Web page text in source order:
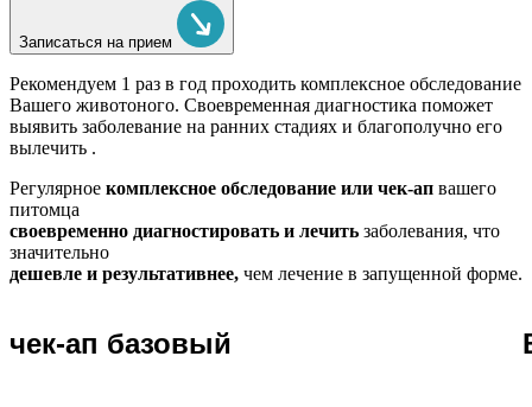
Записаться на прием
Рекомендуем 1 раз в год проходить комплексное обследование
Вашего животоного. Своевременная диагностика поможет
выявить заболевание на ранних стадиях и благополучно его
вылечить .
Регулярное комплексное обследование или чек-ап вашего
питомца
своевременно диагностировать и лечить заболевания, что
значительно
дешевле и результативнее, чем лечение в запущенной форме.
чек-ап базовый